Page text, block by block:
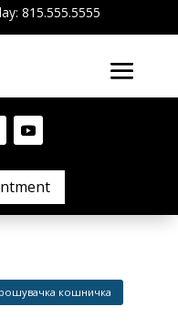
815.555.5555
кошничка